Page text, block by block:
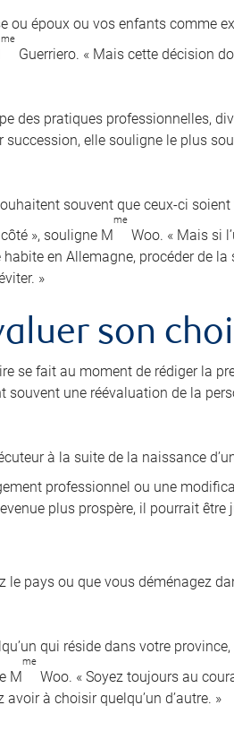
ou époux ou vos enfants comme
me
Guerriero. « Mais cette décision
des pratiques professionnelles,
succession, elle souligne le plus
souvent que ceux-ci
», souligne M
me
Woo. « Mais si
en Allemagne, procéder de
»
son
se fait au moment de rédiger la
souvent une réévaluation de la
à la suite de la naissance
professionnel ou une
plus prospère, il pourrait
pays ou que vous déménagez
qui réside dans votre
M
me
Woo. « Soyez toujours au
à choisir quelqu’un d’autre. »